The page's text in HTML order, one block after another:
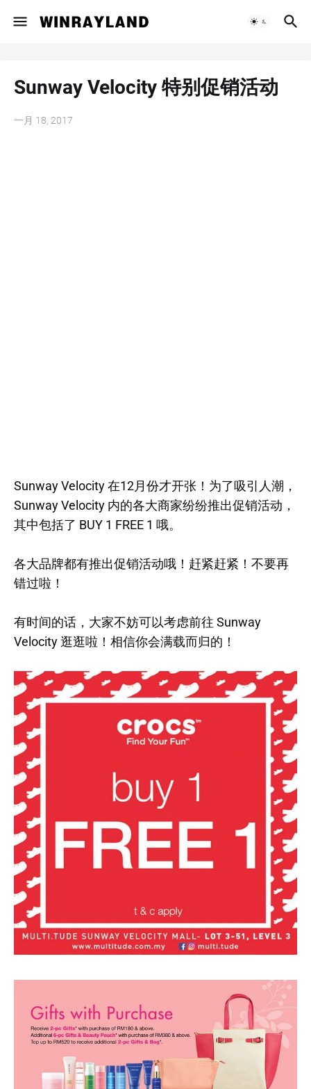
Sunway Velocity 特别促销活动
一月 18, 2017
Sunway Velocity 在12月份才开张！为了吸引人潮，
Sunway Velocity 内的各大商家纷纷推出促销活动，
其中包括了 BUY 1 FREE 1 哦。
各大品牌都有推出促销活动哦！赶紧赶紧！不要再
错过啦！
有时间的话，大家不妨可以考虑前往 Sunway
Velocity 逛逛啦！相信你会满载而归的！